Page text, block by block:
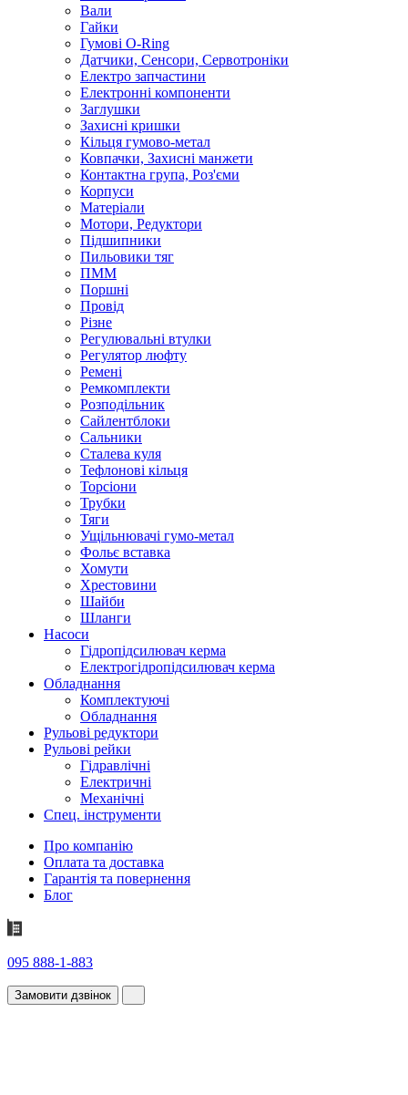
Вали
Гайки
Гумові O-Ring
Датчики, Сенсори, Сервотроніки
Електро запчастини
Електронні компоненти
Заглушки
Захисні кришки
Кільця гумово-метал
Ковпачки, Захисні манжети
Контактна група, Роз'єми
Корпуси
Матеріали
Мотори, Редуктори
Підшипники
Пильовики тяг
ПММ
Поршні
Провід
Різне
Регулювальні втулки
Регулятор люфту
Ремені
Ремкомплекти
Розподільник
Сайлентблоки
Сальники
Сталева куля
Тефлонові кільця
Торсіони
Трубки
Тяги
Ущільнювачі гумо-метал
Фольє вставка
Хомути
Хрестовини
Шайби
Шланги
Насоси
Гідропідсилювач керма
Електрогідропідсилювач керма
Обладнання
Комплектуючі
Обладнання
Рульові редуктори
Рульові рейки
Гідравлічні
Електричні
Механічні
Спец. інструменти
Про компанію
Оплата та доставка
Гарантія та повернення
Блог
095 888-1-883
Замовити дзвінок